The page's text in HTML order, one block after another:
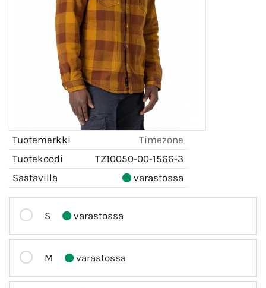
Tuotemerkki
Timezone
Tuotekoodi
TZ10050-00-1566-3
Saatavilla
varastossa
S varastossa
M varastossa